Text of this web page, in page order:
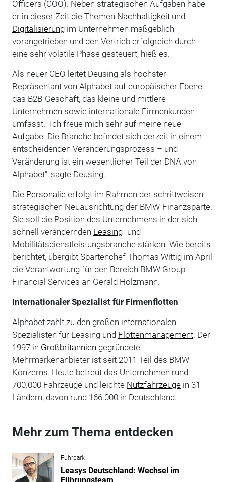
Officers (COO). Neben strategischen Aufgaben habe
er in dieser Zeit die Themen Nachhaltigkeitund
Digitalisierungim Unternehmen maßgeblich
vorangetrieben und den Vertrieb erfolgreich durch
eine sehr volatile Phase gesteuert, hieß es.
Als neuer CEO leitet Deusing als höchster
Repräsentant von Alphabet auf europäischer Ebene
das B2B-Geschäft, das kleine und mittlere
Unternehmen sowie internationale Firmenkunden
umfasst. "Ich freue mich sehr auf meine neue
Aufgabe. Die Branche befindet sich derzeit in einem
entscheidenden Veränderungsprozess – und
Veränderung ist ein wesentlicher Teil der DNA von
Alphabet", sagte Deusing.
Die Personalieerfolgt im Rahmen der schrittweisen
strategischen Neuausrichtung der BMW-Finanzsparte.
Sie soll die Position des Unternehmens in der sich
schnell verändernden Leasing- und
Mobilitätsdienstleistungsbranche stärken. Wie bereits
berichtet, übergibt Spartenchef Thomas Wittig im April
die Verantwortung für den Bereich BMW Group
Financial Services an Gerald Holzmann.
Internationaler Spezialist für Firmenflotten
Alphabet zählt zu den großen internationalen
Spezialisten für Leasing und Flottenmanagement. Der
1997 in Großbritannien gegründete
Mehrmarkenanbieter ist seit 2011 Teil des BMW-
Konzerns. Heute betreut das Unternehmen rund
700.000 Fahrzeuge und leichte Nutzfahrzeugein 31
Ländern; davon rund 166.000 in Deutschland.
Mehr zum Thema entdecken
Fuhrpark
Leasys Deutschland: Wechsel im